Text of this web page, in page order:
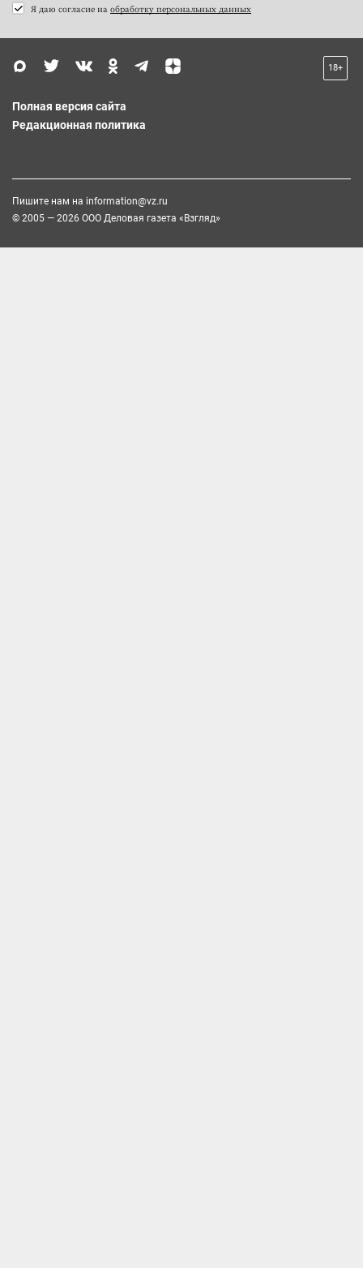
Я даю согласие на обработку персональных данных
18+
Полная версия сайта
Редакционная политика
Пишите нам на information@vz.ru
© 2005 — 2026 ООО Деловая газета «Взгляд»